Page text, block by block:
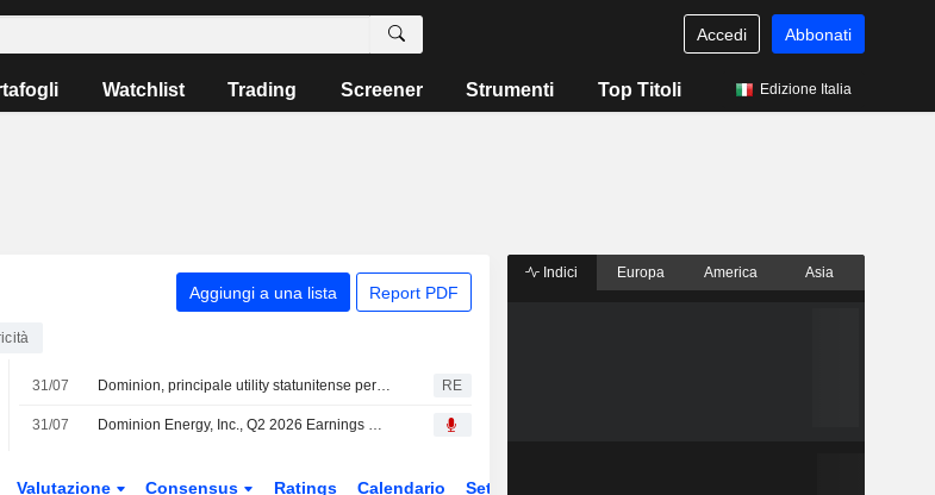
Accedi Abbonati
Watchlist Trading Screener Strumenti Top Titoli Edizione Italia
Aggiungi a una lista Report PDF
31/07 Dominion, principale utility statunitense per i data center, supera le stime sugli utili RE
31/07 Dominion Energy, Inc., Q2 2026 Earnings Call, Jul 31, 2026
Valutazione Consensus Ratings Calendario Settore
Indici Europa America Asia